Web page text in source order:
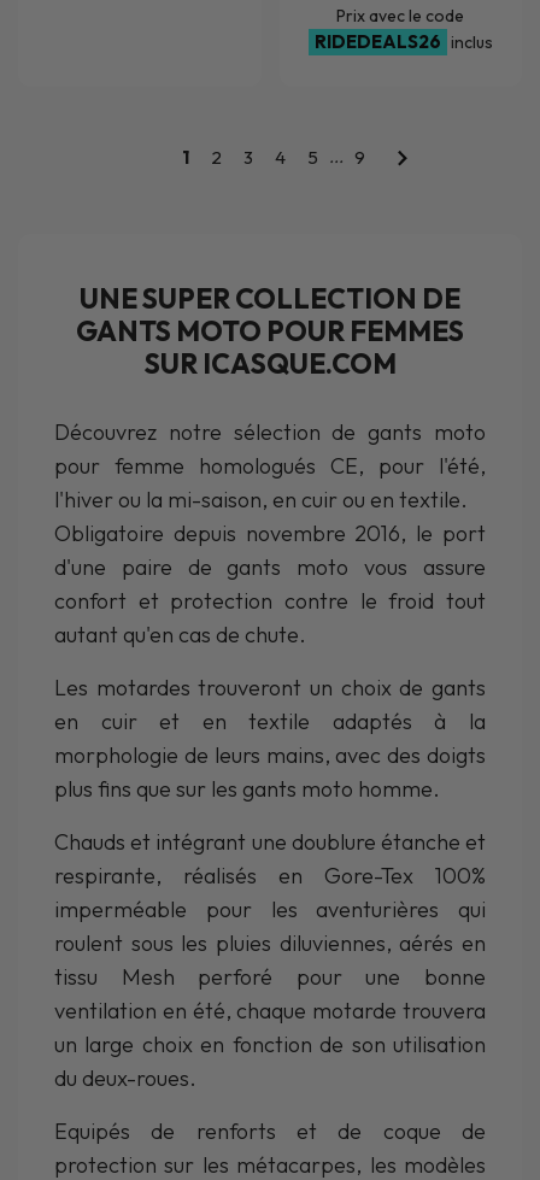
Prix avec le code
RIDEDEALS26 inclus
1 2 3 4 5 ... 9
UNE SUPER COLLECTION DE
GANTS MOTO POUR FEMMES
SUR ICASQUE.COM
Découvrez notre sélection de gants moto
pour femme homologués CE, pour l'été,
l'hiver ou la mi-saison, en cuir ou en textile.
Obligatoire depuis novembre 2016, le port
d'une paire de gants moto vous assure
confort et protection contre le froid tout
autant qu'en cas de chute.
Les motardes trouveront un choix de gants
en cuir et en textile adaptés à la
morphologie de leurs mains, avec des doigts
plus fins que sur les gants moto homme.
Chauds et intégrant une doublure étanche et
respirante, réalisés en Gore-Tex 100%
imperméable pour les aventurières qui
roulent sous les pluies diluviennes, aérés en
tissu Mesh perforé pour une bonne
ventilation en été, chaque motarde trouvera
un large choix en fonction de son utilisation
du deux-roues.
Equipés de renforts et de coque de
protection sur les métacarpes, les modèles